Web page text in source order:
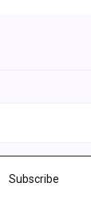
Subscribe